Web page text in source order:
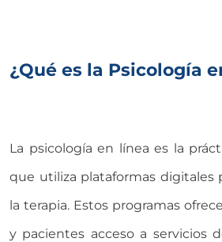
¿Qué es la Psicología
La psicología en línea es la
que utiliza plataformas digitales
la terapia. Estos programas
y pacientes acceso a servicios